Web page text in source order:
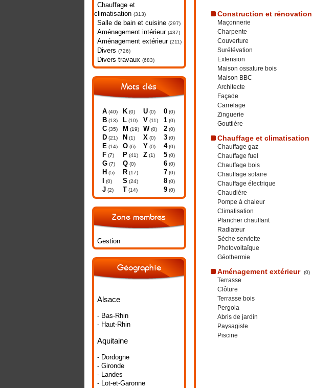
Chauffage et
climatisation (313)
Salle de bain et cuisine (297)
Aménagement intérieur (437)
Aménagement extérieur (211)
Divers (726)
Divers travaux (683)
Mots clés
A(40)
B(13)
C(35)
D(21)
E (14)
F(7)
G(7)
H (5)
(0)
J(2)
K(0)
L(10)
M (19)
N (1)
O(6)
P(41)
Q(0)
R(17)
S (24)
T (14)
U(0)
V (11)
W(0)
X (0)
Y (0)
Z(1)
0(0)
1(0)
2(0)
3(0)
4(0)
5(0)
6(0)
7(0)
8(0)
9(0)
Zone membres
Gestion
Géographie
Alsace
- Bas-Rhin
- Haut-Rhin
Aquitaine
- Dordogne
- Gironde
- Landes
- Lot-et-Garonne
Construction et rénovation
Maçonnerie
Charpente
Couverture
Surélévation
Extension
Maison ossature bois
Maison BBC
Architecte
Façade
Carrelage
Zinguerie
Gouttière
Chauffage et climatisation
Chauffage gaz
Chauffage fuel
Chauffage bois
Chauffage solaire
Chauffage électrique
Chaudière
Pompe à chaleur
Climatisation
Plancher chauffant
Radiateur
Sèche serviette
Photovoltaïque
Géothermie
Aménagement extérieur (0)
Terrasse
Clôture
Terrasse bois
Pergola
Abris de jardin
Paysagiste
Piscine